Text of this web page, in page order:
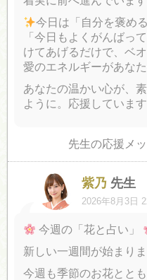
今日は「自分を褒め
「今日もよくがんばっ
けてあげるだけで、ベ
愛のエネルギーがあな
あなたの温かい心が、
ように。応援しています
先生の応援メ
紫乃 先生
2026年8月3日
今週の「花と占い」
新しい一週間が始まりま
今週も季節のお花とと